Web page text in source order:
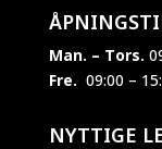
Man. – Tors.
Fre. 09:00 –
NYTTIGE